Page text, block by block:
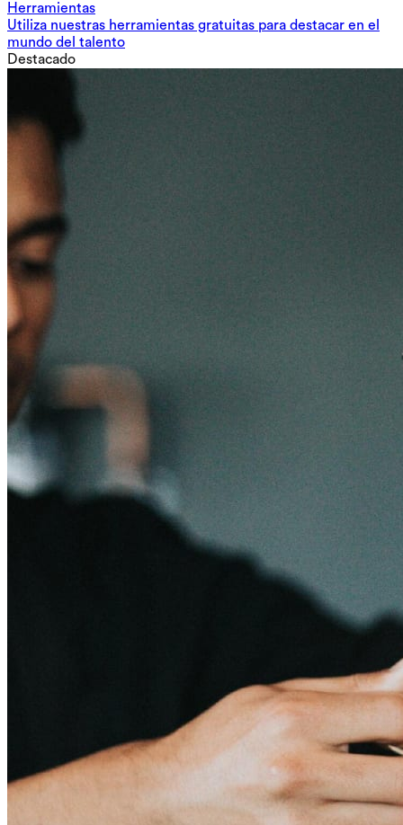
Herramientas
Utiliza nuestras herramientas gratuitas para destacar en el
mundo del talento
Destacado